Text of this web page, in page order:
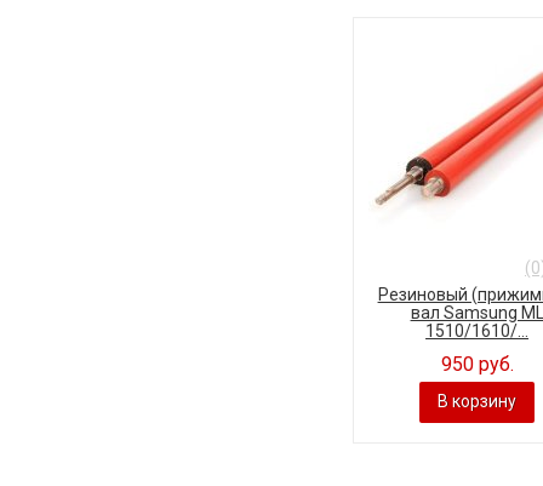
Резиновый
вал Samsung ML
1510/1610/...
950 руб.
В корзину